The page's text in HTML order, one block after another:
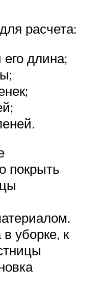
расчета:
длина;
покрыть
уборке, к